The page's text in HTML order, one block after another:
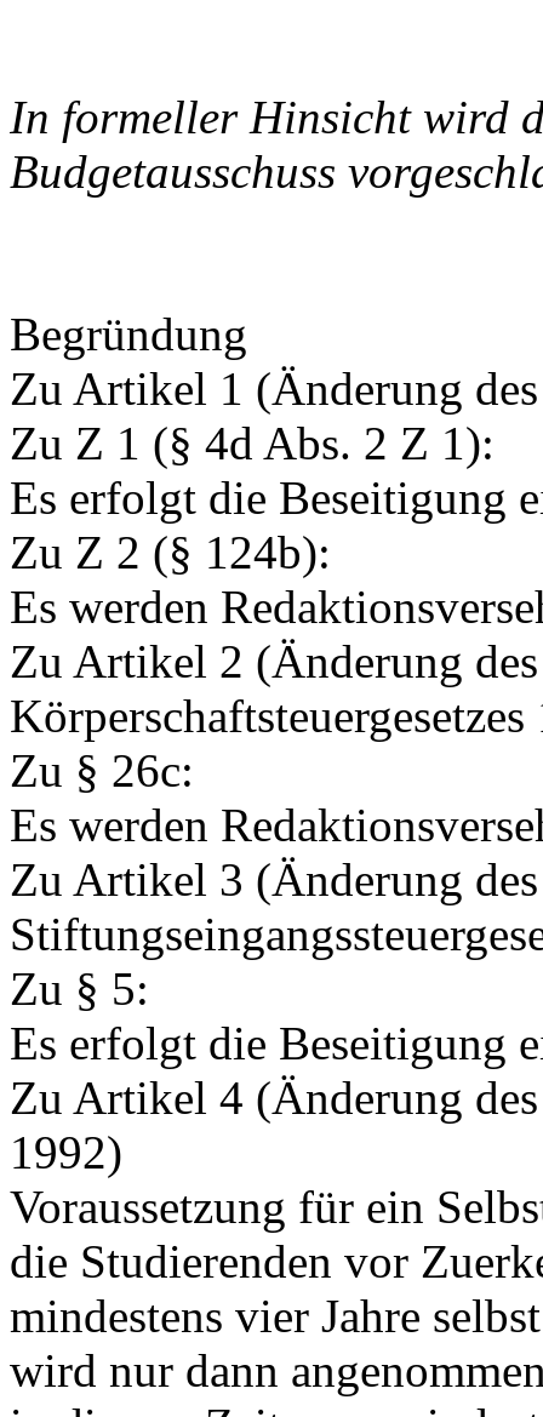
In formeller Hinsicht wird
Budgetausschuss
Begründung
Zu Artikel 1 (Änderung
Zu Z 1 (§ 4d Abs. 2 Z 1):
Es erfolgt die Beseitigung
Zu Z 2 (§ 124b):
Es werden
Zu Artikel 2 (Änderung des
Zu § 26c:
Es werden
Zu Artikel 3 (Änderung des
Zu § 5:
Es erfolgt die Beseitigung
Zu Artikel 4 (Änderung
1992)
Voraussetzung für ein
die Studierenden vor
mindestens vier Jahre
wird nur dann